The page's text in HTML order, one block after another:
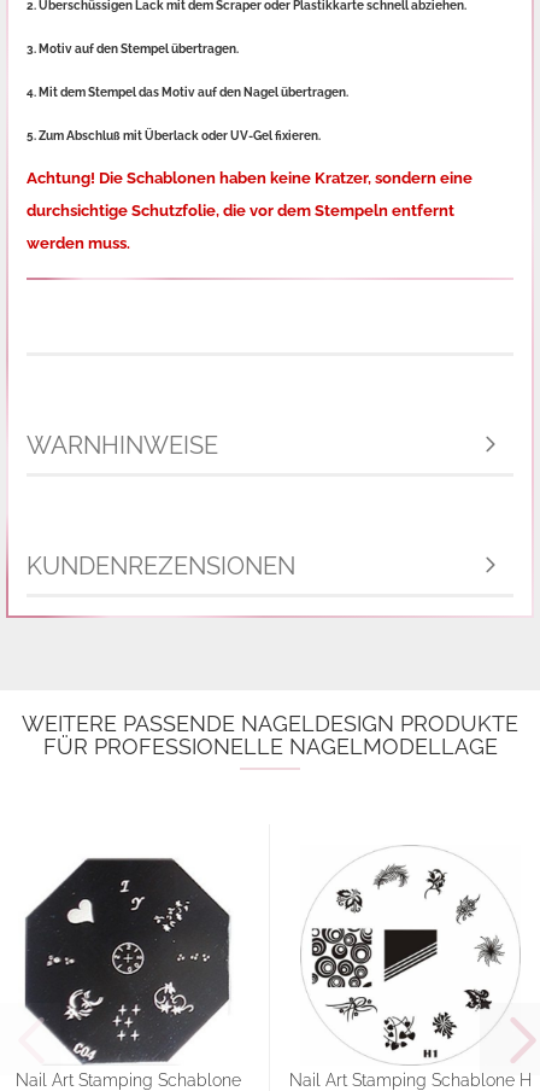
2. Überschüssigen Lack mit dem Scraper oder Plastikkarte schnell abziehen.
3. Motiv auf den Stempel übertragen.
4. Mit dem Stempel das Motiv auf den Nagel übertragen.
5. Zum Abschluß mit Überlack oder UV-Gel fixieren.
Achtung! Die Schablonen haben keine Kratzer, sondern eine
durchsichtige Schutzfolie, die vor dem Stempeln entfernt
werden muss.
WARNHINWEISE
KUNDENREZENSIONEN
WEITERE PASSENDE NAGELDESIGN PRODUKTE
FÜR PROFESSIONELLE NAGELMODELLAGE
Nail Art Stamping Schablone
Nail Art Stamping Schablone H